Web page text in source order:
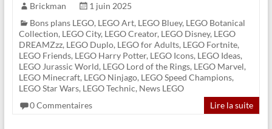
Brickman
1 juin 2025
Bons plans LEGO, LEGO Art, LEGO Bluey, LEGO Botanical
Collection, LEGO City, LEGO Creator, LEGO Disney, LEGO
DREAMZzz, LEGO Duplo, LEGO for Adults, LEGO Fortnite,
LEGO Friends, LEGO Harry Potter, LEGO Icons, LEGO Ideas,
LEGO Jurassic World, LEGO Lord of the Rings, LEGO Marvel,
LEGO Minecraft, LEGO Ninjago, LEGO Speed Champions,
LEGO Star Wars, LEGO Technic, News LEGO
0 Commentaires
Lire la suite